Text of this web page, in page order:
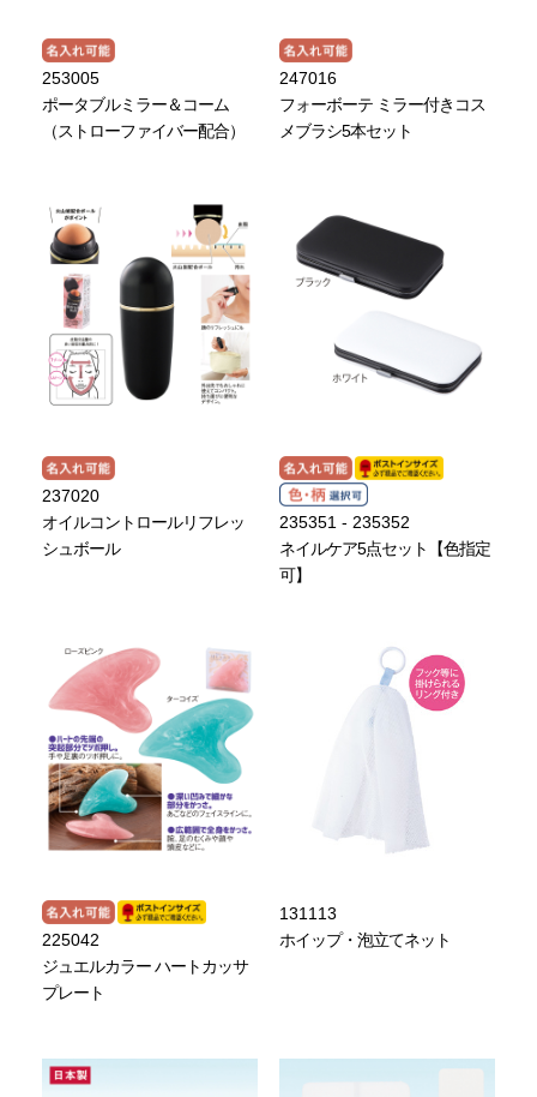
253005
ポータブルミラー＆コーム
（ストローファイバー配合）
247016
フォーボーテ ミラー付きコス
メブラシ5本セット
237020
オイルコントロールリフレッ
シュボール
235351 - 235352
ネイルケア5点セット【色指定
可】
225042
ジュエルカラー ハートカッサ
プレート
131113
ホイップ・泡立てネット